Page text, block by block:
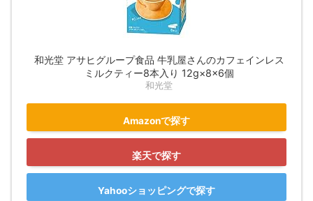
和光堂 アサヒグループ食品 牛乳屋さんのカフェインレス
ミルクティー8本入り 12g×8×6個
和光堂
Amazonで探す
楽天で探す
Yahooショッピングで探す